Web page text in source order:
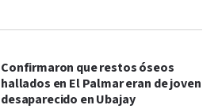
Confirmaron que restos óseos
hallados en El Palmar eran de joven
desaparecido en Ubajay